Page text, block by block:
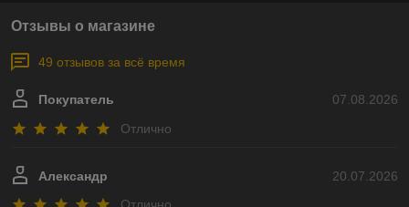
Отзывы о магазине
49 отзывов за всё время
07.08.2026
Покупатель
Отлично
20.07.2026
Александр